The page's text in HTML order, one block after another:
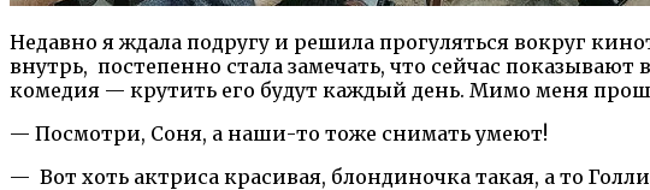
Недавно я ждала подругу и решила прогуляться вокруг
внутрь, постепенно стала замечать, что сейчас
комедия — крутить его будут каждый день. Мимо меня
— Посмотри, Соня, а наши-то тоже снимать умеют!
— Вот хоть актриса красивая, блондиночка такая, а то